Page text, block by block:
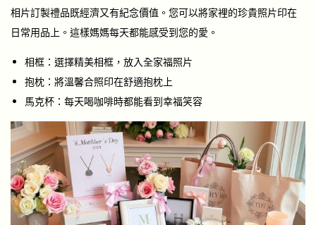
相片訂製禮品既經濟又有紀念價值。您可以將家裡的珍貴照片印在
日常用品上。這樣媽媽每天都能感受到您的愛。
相框：選擇精美相框，放入全家福照片
抱枕：將溫馨合照印在舒適抱枕上
馬克杯：每天喝咖啡時都能看到幸福笑容